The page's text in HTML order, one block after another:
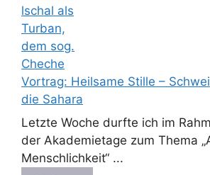
Vortrag: Heilsame Stille –
die Sahara
Letzte Woche durfte ich im
der Akademietage zum Thema
Menschlichkeit“ ...